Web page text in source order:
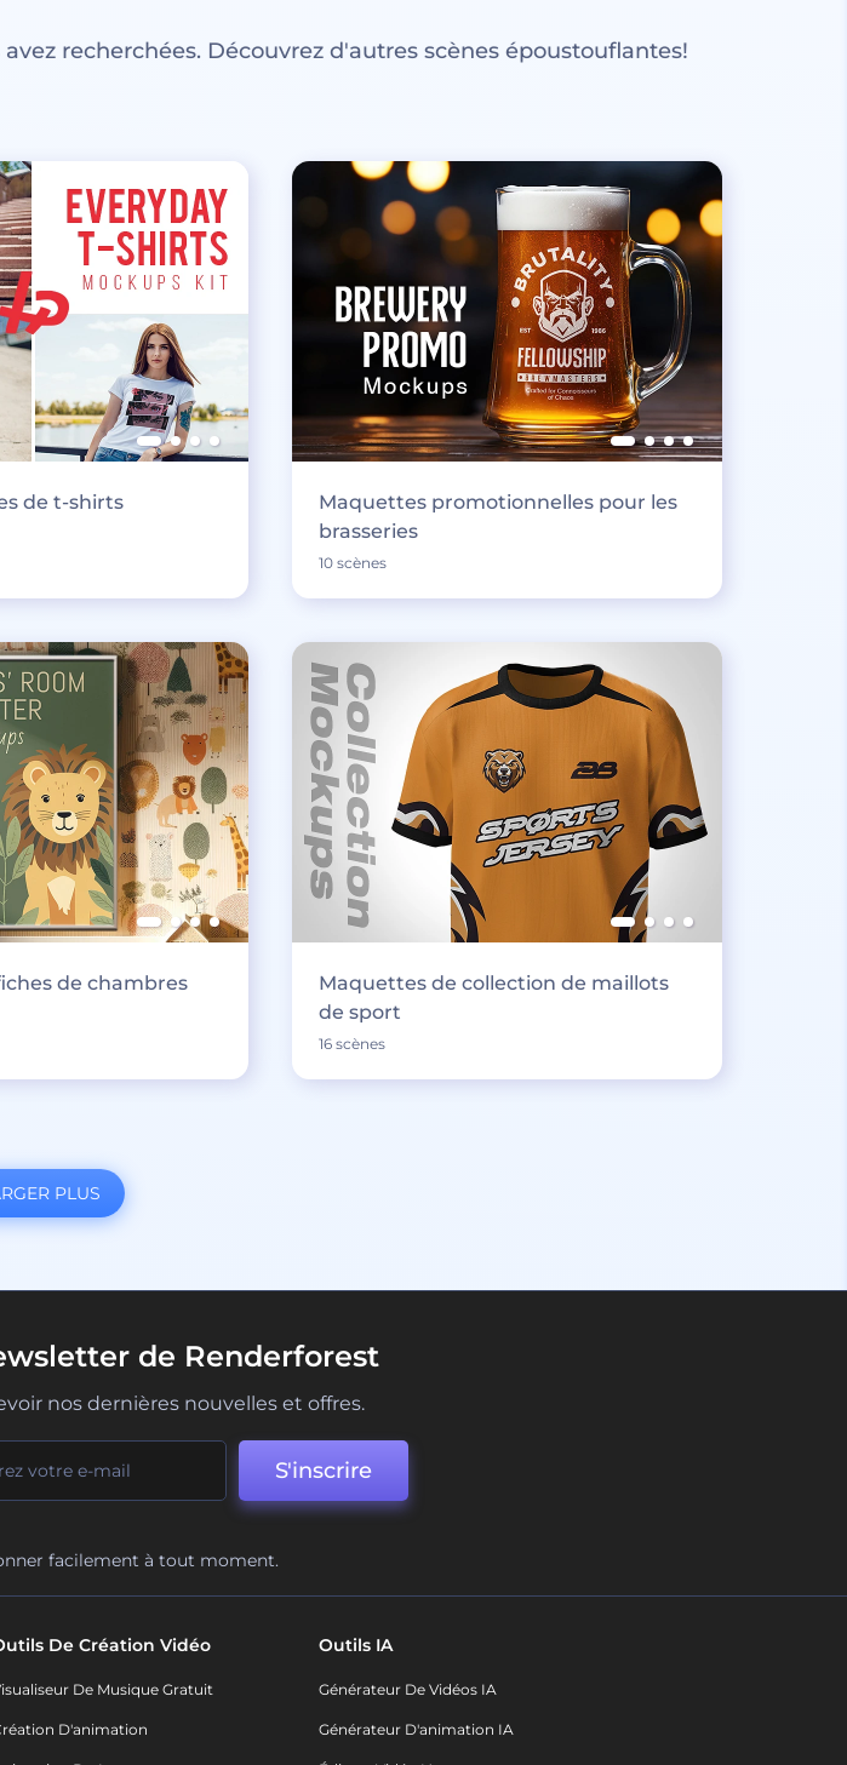
recherchées. Découvrez d'autres scènes époustouflantes!
de t-shirts
Maquettes promotionnelles pour les
brasseries
10 scènes
de chambres
Maquettes de collection de maillots
de sport
16 scènes
PLUS
de Renderforest
nos dernières nouvelles et offres.
S'inscrire
facilement à tout moment.
De Création Vidéo
De Musique Gratuit
D'animation
Outils IA
Générateur De Vidéos IA
Générateur D'animation IA